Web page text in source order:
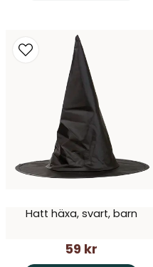
Hatt häxa, svart, barn
59 kr